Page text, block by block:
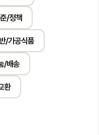
/정책
/가공식품
/배송
환